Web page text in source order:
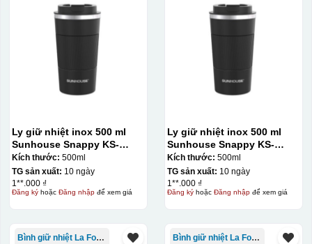
Ly giữ nhiệt inox 500 ml
Sunhouse Snappy KS-
TU500S
Kích thước: 500ml
TG sản xuất: 10 ngày
1**.000 ₫
Đăng kýhoặc Đăng nhậpđể xem giá
Ly giữ nhiệt inox 500 ml
Sunhouse Snappy KS-
TU500S
Kích thước: 500ml
TG sản xuất: 10 ngày
1**.000 ₫
Đăng kýhoặc Đăng nhậpđể xem giá
Bình giữ nhiệt La Fonte Bình giữ nhiệt La Fonte